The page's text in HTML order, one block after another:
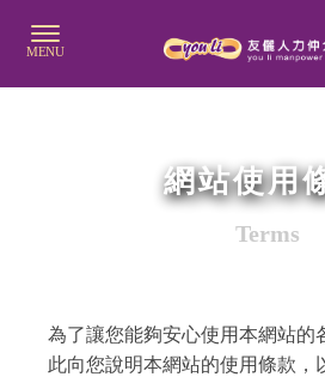
網站使用
Terms
為了讓您能夠安心使用本網站的
此向您說明本網站的使用條款，